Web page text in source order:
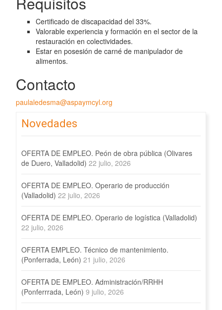
Certificado de discapacidad del 33%.
Valorable experiencia y formación en el sector de la
restauración en colectividades.
Estar en posesión de carné de manipulador de
alimentos.
Contacto
paulaledesma@aspaymcyl.org
Novedades
OFERTA DE EMPLEO. Peón de obra pública (Olivares
de Duero, Valladolid) 22 julio, 2026
OFERTA DE EMPLEO. Operario de producción
(Valladolid) 22 julio, 2026
OFERTA DE EMPLEO. Operario de logística (Valladolid)
22 julio, 2026
OFERTA EMPLEO. Técnico de mantenimiento.
(Ponferrada, León) 21 julio, 2026
OFERTA DE EMPLEO. Administración/RRHH
(Ponferrrada, León) 9 julio, 2026